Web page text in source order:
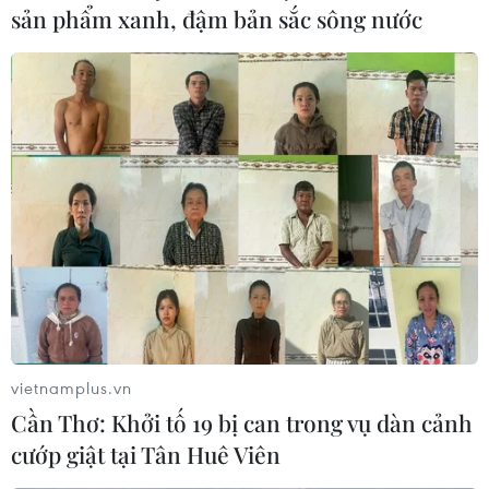
Hy vọng nào cho bóng đá nam châu Á tại
Olympic Tokyo 2020?
23/07/2021 00:22
Nếu xét trên bình diện cấp độ đội tuyển quốc gia, có thể
khẳng định còn lâu nữa khoảng cách bóng đá giữa các
châu lục mới được san lấp.
sản phẩm xanh, đậm bản sắc sông nước
vietnamplus.vn
Cần Thơ: Khởi tố 19 bị can trong vụ dàn cảnh
cướp giật tại Tân Huê Viên